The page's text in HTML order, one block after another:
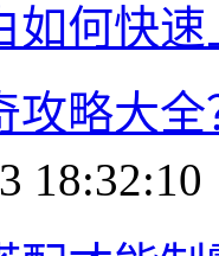
如何快速
攻略大
18:32:10